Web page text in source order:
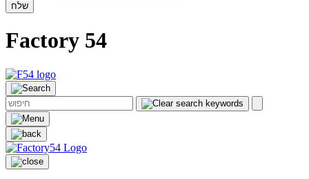
שלח
Factory 54